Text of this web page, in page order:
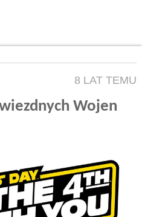
8 LAT TEMU
Wojen